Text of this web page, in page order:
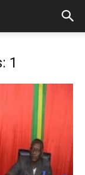
1